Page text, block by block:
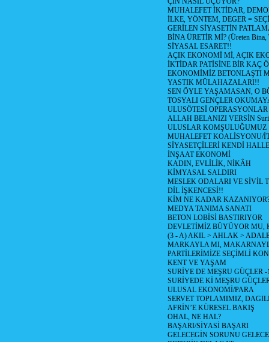
MUHALEFET İKTİDAR,
İLKE, YÖNTEM, DEGER =
GERİLEN SİYASETİN
BİNA ÜRETİR Mİ? (Üreten Bina,
SİYASAL ESARET!!
AÇIK EKONOMİ Mİ, AÇIK
İKTİDAR PATİSİNE BİR KAÇ
EKONOMİMİZ BETONLAŞTI
YASTIK MÜLAHAZALARI!!
SEN ÖYLE YAŞAMASAN, O
TOSYALI GENÇLER
ULUSÖTESİ OPERASYONLAR
ALLAH BELANIZI VERSİN
ULUSLAR KOMŞULUĞUMUZ
MUHALEFET KOALİSYONU/
SİYASETÇİLERİ KENDİ
İNŞAAT EKONOMİ
KADIN, EVLİLİK, NİKÂH
KİMYASAL SALDIRI
MESLEK ODALARI VE SİVİL
DİL İŞKENCESİ!!
KİM NE KADAR
MEDYA TANIMA SANATI
BETON LOBİSİ BASTIRIYOR
DEVLETİMİZ BÜYÜYOR MU,
(3 - A) AKIL > AHLAK >
MARKAYLA MI,
PARTİLERİMİZE SEÇİMLİ
KENT VE YAŞAM
SURİYE DE MEŞRU GÜÇLER -
SURİYEDE Kİ MEŞRU
ULUSAL EKONOMİ/PARA
SERVET TOPLAMIMIZ,
AFRİN’E KÜRESEL BAKIŞ
OHAL, NE HAL?
BAŞARI/SİYASİ BAŞARI
GELECEGİN SORUNU